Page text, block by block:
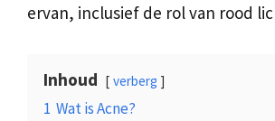
ervan, inclusief de rol van rood
Inhoud verberg
1 Wat is Acne?